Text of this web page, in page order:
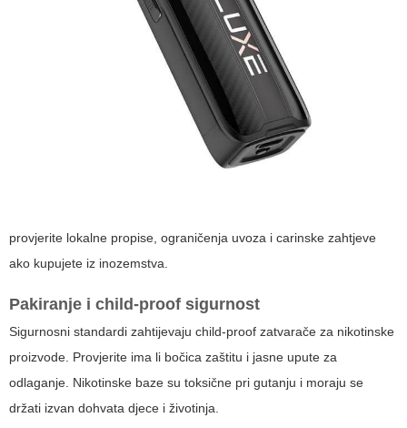
provjerite lokalne propise, ograničenja uvoza i carinske zahtjeve
ako kupujete iz inozemstva.
Pakiranje i child-proof sigurnost
Sigurnosni standardi zahtijevaju child-proof zatvarače za nikotinske
proizvode. Provjerite ima li bočica zaštitu i jasne upute za
odlaganje. Nikotinske baze su toksične pri gutanju i moraju se
držati izvan dohvata djece i životinja.